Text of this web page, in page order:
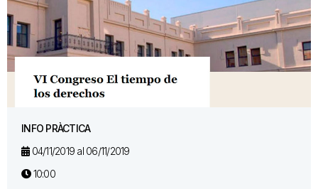
INFO PRÀCTICA
04/11/2019 al 06/11/2019
10:00